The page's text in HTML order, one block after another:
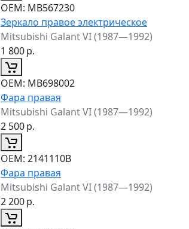
ОЕМ: MB567230
Зеркало правое электрическое
Mitsubishi Galant VI (1987—1992)
1 800р.
ОЕМ: MB698002
Фара правая
Mitsubishi Galant VI (1987—1992)
2 500р.
ОЕМ: 2141110B
Фара правая
Mitsubishi Galant VI (1987—1992)
2 200р.